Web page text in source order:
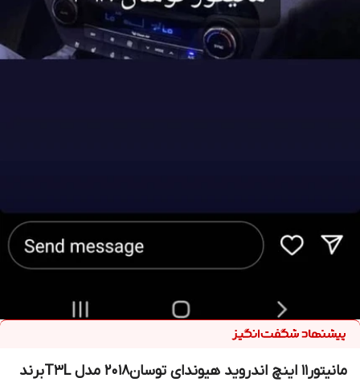
مانیتور11 اینچ اندروید هیوندای توسان2018 مدل T3Lبرند